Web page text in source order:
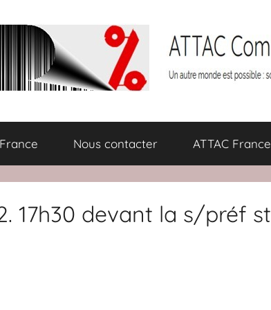
Nous contacter ATTAC France
17h30 devant la s/préf st